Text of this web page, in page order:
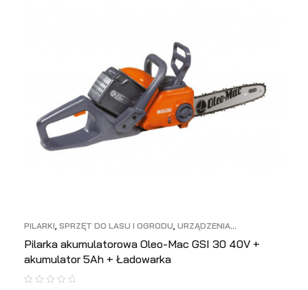
PILARKI, SPRZĘT DO LASU I OGRODU, URZĄDZENIA
Pilarka akumulatorowa Oleo-Mac GSI 30 40V +
akumulator 5Ah + Ładowarka